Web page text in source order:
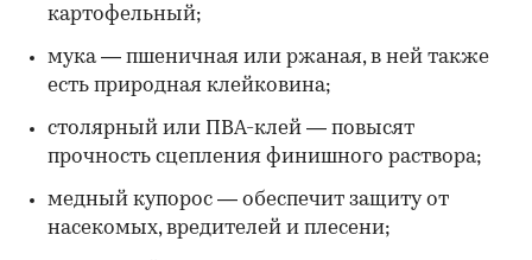
картофельный;
мука — пшеничная или ржаная, в ней также
есть природная клейковина;
столярный или ПВА-клей — повысят
прочность сцепления финишного раствора;
медный купорос — обеспечит защиту от
насекомых, вредителей и плесени;